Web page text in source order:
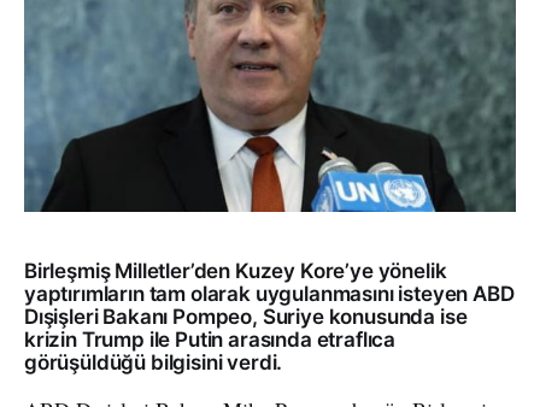
Birleşmiş Milletler’den Kuzey Kore’ye yönelik
yaptırımların tam olarak uygulanmasını isteyen ABD
Dışişleri Bakanı Pompeo, Suriye konusunda ise
krizin Trump ile Putin arasında etraflıca
görüşüldüğü bilgisini verdi.